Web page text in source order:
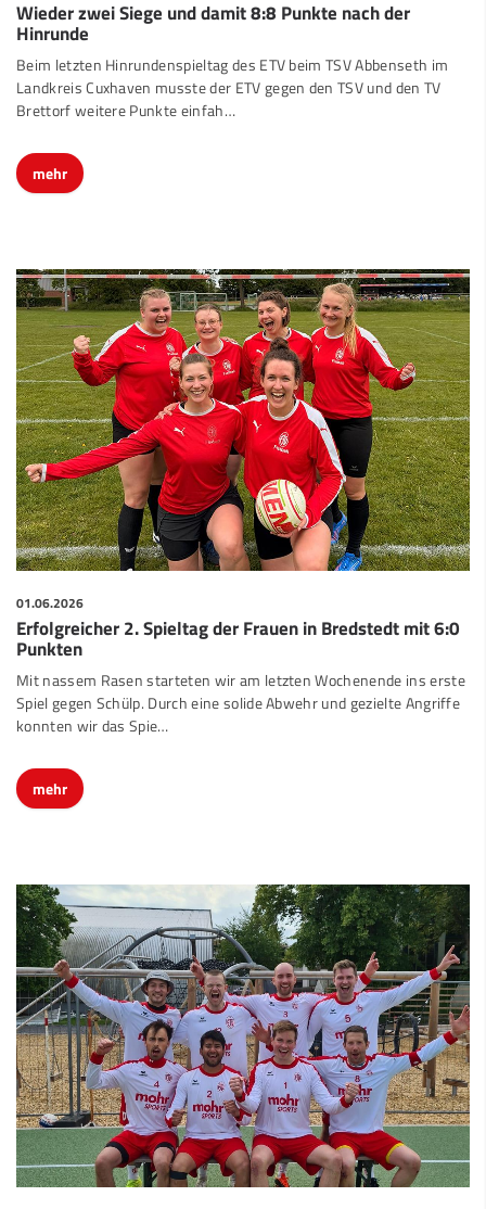
Wieder zwei Siege und damit 8:8 Punkte nach der
Hinrunde
Beim letzten Hinrundenspieltag des ETV beim TSV Abbenseth im
Landkreis Cuxhaven musste der ETV gegen den TSV und den TV
Brettorf weitere Punkte einfah…
mehr
01.06.2026
Erfolgreicher 2. Spieltag der Frauen in Bredstedt mit 6:0
Punkten
Mit nassem Rasen starteten wir am letzten Wochenende ins erste
Spiel gegen Schülp. Durch eine solide Abwehr und gezielte Angriffe
konnten wir das Spie…
mehr